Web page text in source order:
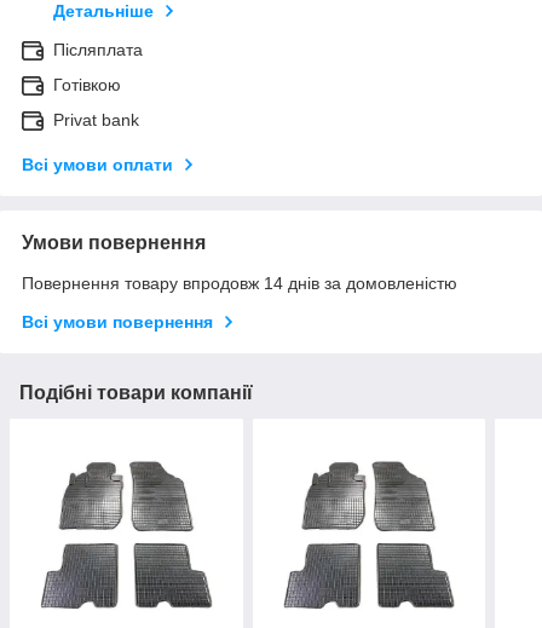
Детальніше
Післяплата
Готівкою
Privat bank
Всі умови оплати
Умови повернення
Повернення товару впродовж 14 днів за домовленістю
Всі умови повернення
Подібні товари компанії